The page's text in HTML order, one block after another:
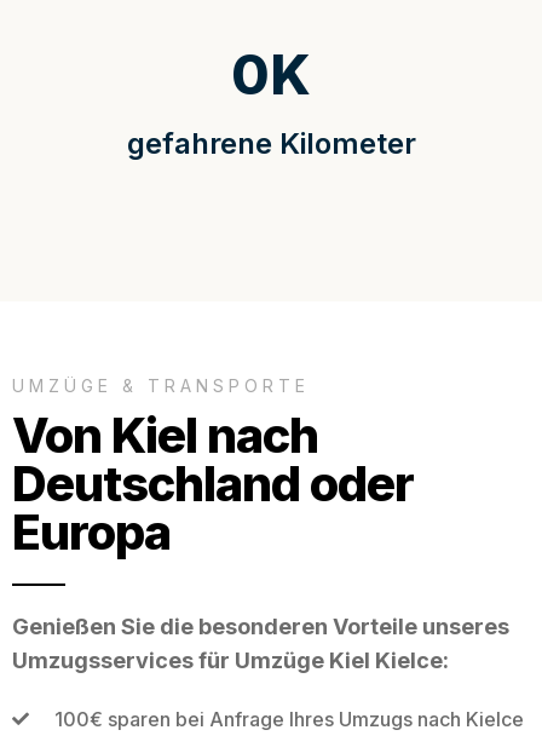
gefahrene Kilometer
0K
UMZÜGE & TRANSPORTE
Von Kiel nach
Deutschland oder
Europa
Genießen Sie die besonderen Vorteile unseres
Umzugsservices für Umzüge Kiel Kielce:
100€ sparen bei Anfrage Ihres Umzugs nach Kielce